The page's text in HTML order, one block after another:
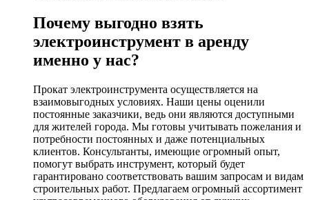
Почему выгодно взять
электроинструмент в аренду
именно у нас?
Прокат электроинструмента осуществляется на
взаимовыгодных условиях. Наши цены оценили
постоянные заказчики, ведь они являются доступными
для жителей города. Мы готовы учитывать пожелания и
потребности постоянных и даже потенциальных
клиентов. Консультанты, имеющие огромный опыт,
помогут выбрать инструмент, который будет
гарантировано соответствовать вашим запросам и видам
строительных работ. Предлагаем огромный ассортимент